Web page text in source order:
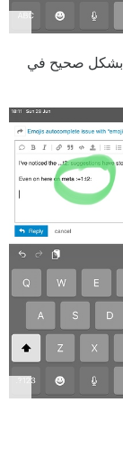
بشكل صحيح في